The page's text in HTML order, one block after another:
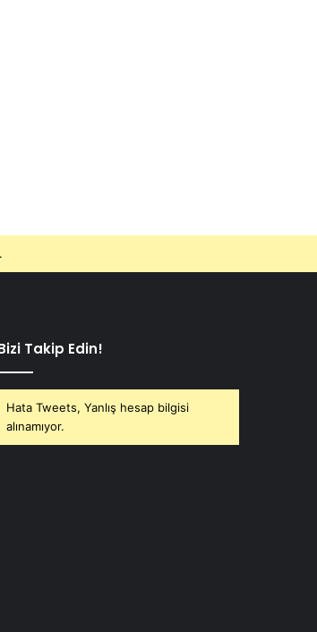
Takip Edin!
Hata Tweets, Yanlış hesap bilgisi
alınamıyor.